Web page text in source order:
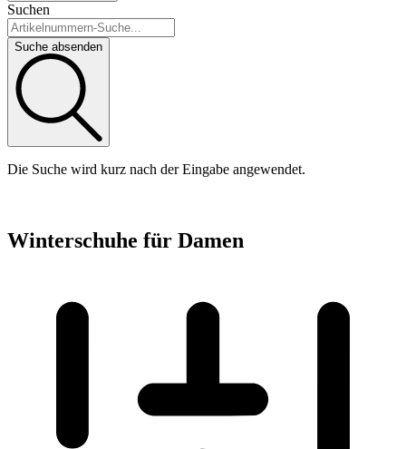
Suchen
Suche absenden
Die Suche wird kurz nach der Eingabe angewendet.
Winterschuhe für Damen